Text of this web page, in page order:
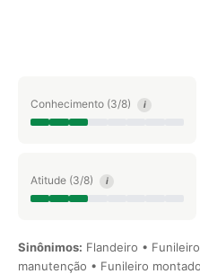
Conhecimento (3/8) i
Atitude (3/8) i
Sinônimos: Flandeiro •
manutenção • Funileiro